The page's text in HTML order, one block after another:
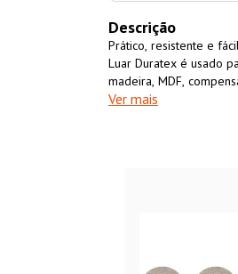
Descrição
Prático, resistente e
Luar Duratex é usado
madeira, MDF,
o furo ou a área que se
Ver mais